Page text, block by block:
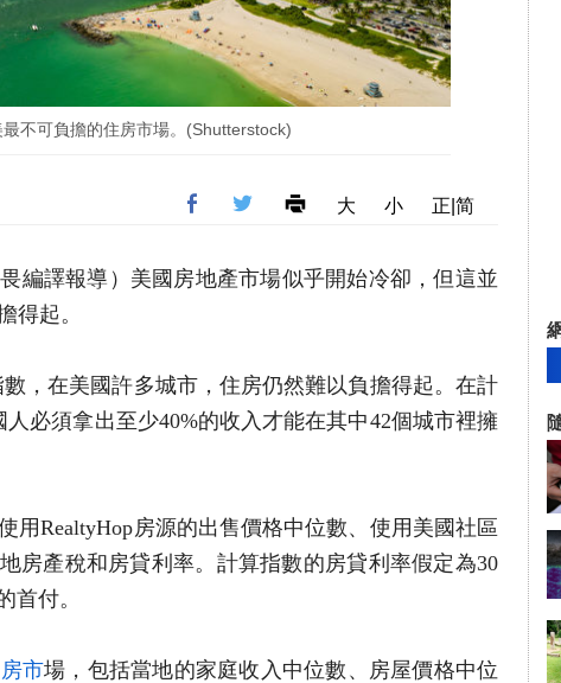
不可負擔的住房市場。(Shutterstock)
大 小 正|简
畏編譯報導）美國房地產市場似乎開始冷卻，但這並
得起。
，在美國許多城市，住房仍然難以負擔得起。在計
必須拿出至少40%的收入才能在其中42個城市裡擁
用RealtyHop房源的出售價格中位數、使用美國社區
房產稅和房貸利率。計算指數的房貸利率假定為30
首付。
房市場，包括當地的家庭收入中位數、房屋價格中位